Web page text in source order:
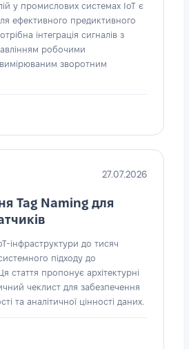
у промислових системах IoT є
ефективного предиктивного
інтеграція сигналів з
робочими
зворотним
27.07.2026
Tag Naming для
інфраструктури до тисяч
підходу до
стаття пропонує архітектурні
чеклист для забезпечення
та аналітичної цінності даних.